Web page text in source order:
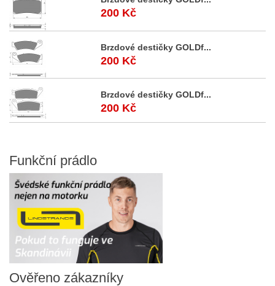
200 Kč
Brzdové destičky GOLDf...
200 Kč
Brzdové destičky GOLDf...
200 Kč
Funkční prádlo
Ověřeno zákazníky